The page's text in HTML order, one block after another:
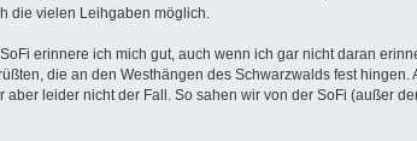
die vielen Leihgaben möglich.
erinnere ich mich gut, auch wenn ich gar nicht daran
die an den Westhängen des Schwarzwalds fest
aber leider nicht der Fall. So sahen wir von der SoFi (außer